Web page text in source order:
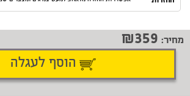
שתף
מחיר: 359
הוסף לעגלה